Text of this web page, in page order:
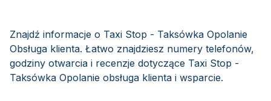
Znajdź informacje o Taxi Stop - Taksówka Opolanie
Obsługa klienta. Łatwo znajdziesz numery telefonów,
godziny otwarcia i recenzje dotyczące Taxi Stop -
Taksówka Opolanie obsługa klienta i wsparcie.